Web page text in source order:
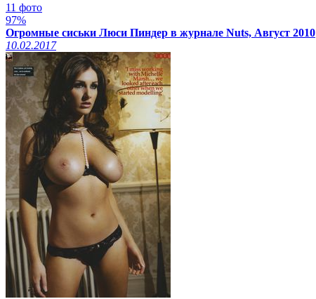
11 фото
97%
Огромные сиськи Люси Пиндер в журнале Nuts, Август 2010
10.02.2017